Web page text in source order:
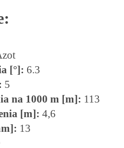
[°]: 6.3
5
na 1000 m [m]: 113
[m]: 4,6
13